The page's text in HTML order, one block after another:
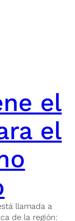
el
el
llamada a
de la región: